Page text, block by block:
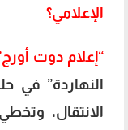
الإعلامي؟
“إعلام دوت
النهاردة” في
الانتقال،